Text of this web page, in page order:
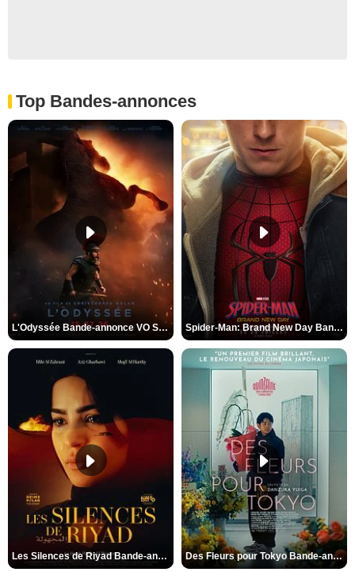
Top Bandes-annonces
L'Odyssée Bande-annonce VO STFR Spider-Man: Brand New Day Bande-annonce VO STFR
Les Silences de Riyad Bande-annonce VO STFR Des Fleurs pour Tokyo Bande-annonce VO STFR